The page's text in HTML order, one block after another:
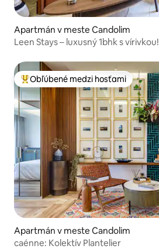
Apartmán v meste Candolim
Leen Stays – luxusný 1bhk s vírivkou!
Najobľúbenejšie medzi hosťami
Obľúbené medzi hosťami
Apartmán v meste Candolim
caénne: Kolektív Plantelier